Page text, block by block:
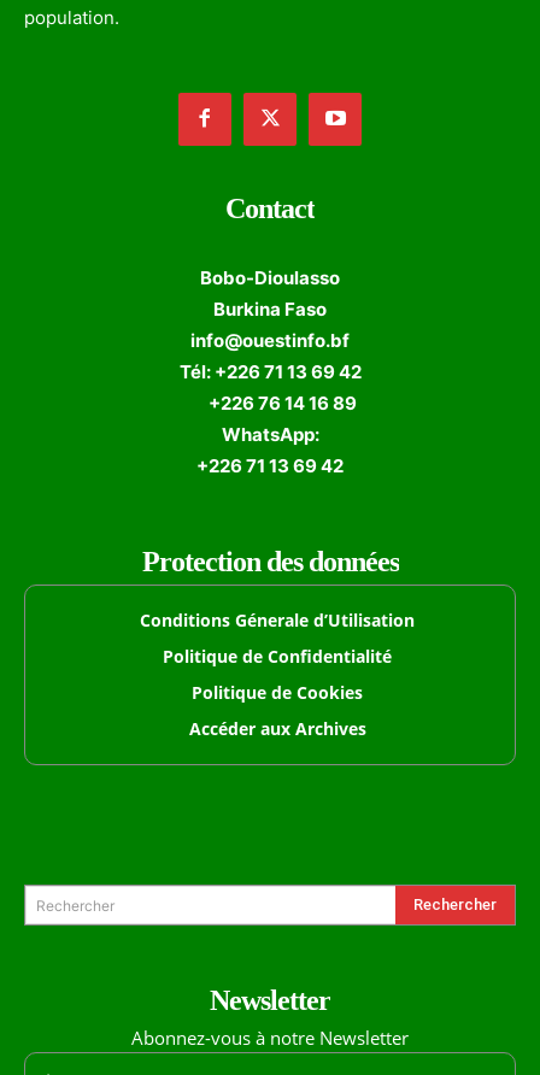
population.
Contact
Bobo-Dioulasso
Burkina Faso
info@ouestinfo.bf
Tél: +226 71 13 69 42
+226 76 14 16 89
WhatsApp:
+226 71 13 69 42
Protection des données
Conditions Génerale d’Utilisation
Politique de Confidentialité
Politique de Cookies
Accéder aux Archives
Rechercher Rechercher
Newsletter
Abonnez-vous à notre Newsletter